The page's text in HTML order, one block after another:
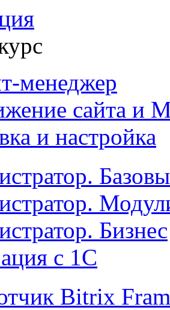
менеджер
сайта и
и настройка
Бизнес
с 1С
Bitrix